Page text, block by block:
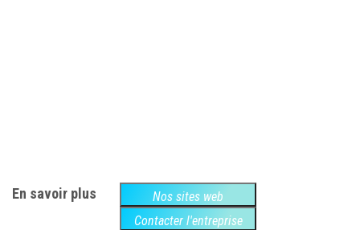
En savoir plus
Nos sites web
Contacter l'entreprise